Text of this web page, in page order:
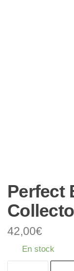
Perfect
42,00€
En stock